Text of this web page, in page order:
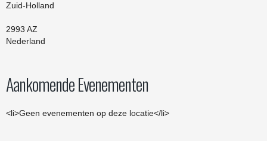
Zuid-Holland
2993 AZ
Nederland
Aankomende Evenementen
<li>Geen evenementen op deze locatie</li>